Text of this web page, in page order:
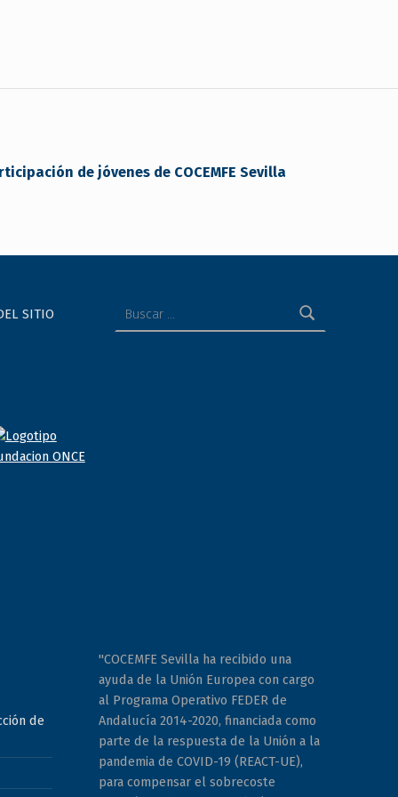
de jóvenes de COCEMFE Sevilla
SITIO
de
"COCEMFE Sevilla ha recibido una
ayuda de la Unión Europea con cargo
al Programa Operativo FEDER de
Andalucía 2014-2020, financiada como
parte de la respuesta de la Unión a la
pandemia de COVID-19 (REACT-UE),
para compensar el sobrecoste